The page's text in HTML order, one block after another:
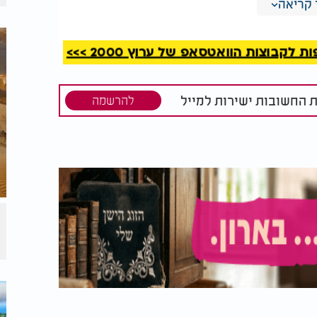
החוכמה האלוקית בשיא תפארתה: גופו של
קיפאון". וככה, כשאין סביב מה להתגבש,
עמוק מתחת לאפס.
ומתנתק לחלוטין, אך אחת לכמה שבועות
מתרחש נס קטן: הסנאי מתחיל לרעוד בחוזקה, מחמם את עצמו בחזרה ל־37 מעלות למשך כ־15
ביותר כדי לשרוד ולחיות.
הוואטסאפ של ערוץ 2000 >>>
החשובות ישירות למייל להרשמה